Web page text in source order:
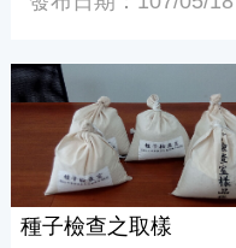
種子檢查之取樣
種子檢查之取樣